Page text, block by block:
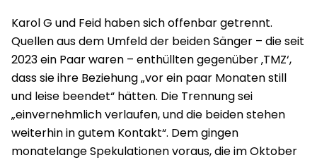
Karol G und Feid haben sich offenbar getrennt.
Quellen aus dem Umfeld der beiden Sänger – die seit
2023 ein Paar waren – enthüllten gegenüber ‚TMZ‘,
dass sie ihre Beziehung „vor ein paar Monaten still
und leise beendet“ hätten. Die Trennung sei
„einvernehmlich verlaufen, und die beiden stehen
weiterhin in gutem Kontakt“. Dem gingen
monatelange Spekulationen voraus, die im Oktober